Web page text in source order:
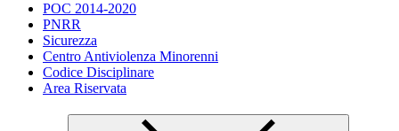
POC 2014-2020
PNRR
Sicurezza
Centro Antiviolenza Minorenni
Codice Disciplinare
Area Riservata